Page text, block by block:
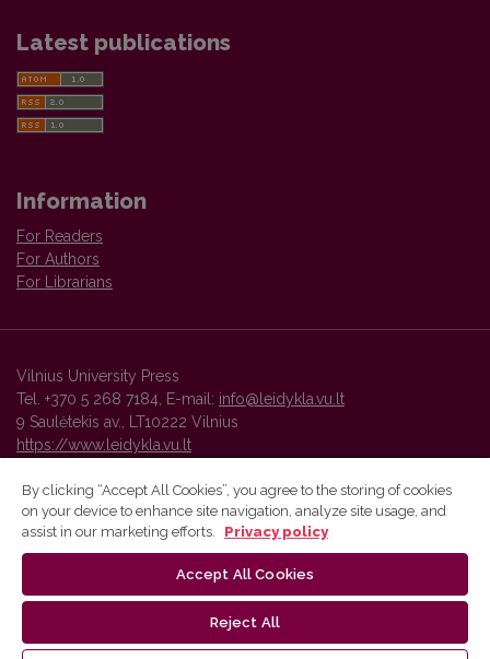
Latest publications
Information
For Readers
For Authors
For Librarians
Vilnius University Press
Tel. +370 5 268 7184, E-mail: info@leidykla.vu.lt
9 Saulėtekis av., LT10222 Vilnius
https://www.leidykla.vu.lt
Vilnius University Press platform and metadata are distributed by
By clicking “Accept All Cookies”, you agree to the storing of cookies
on your device to enhance site navigation, analyze site usage, and
assist in our marketing efforts.
Privacy policy
Accept All Cookies
Reject All